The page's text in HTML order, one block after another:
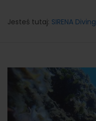
Jesteś tutaj: SIRENA Diving